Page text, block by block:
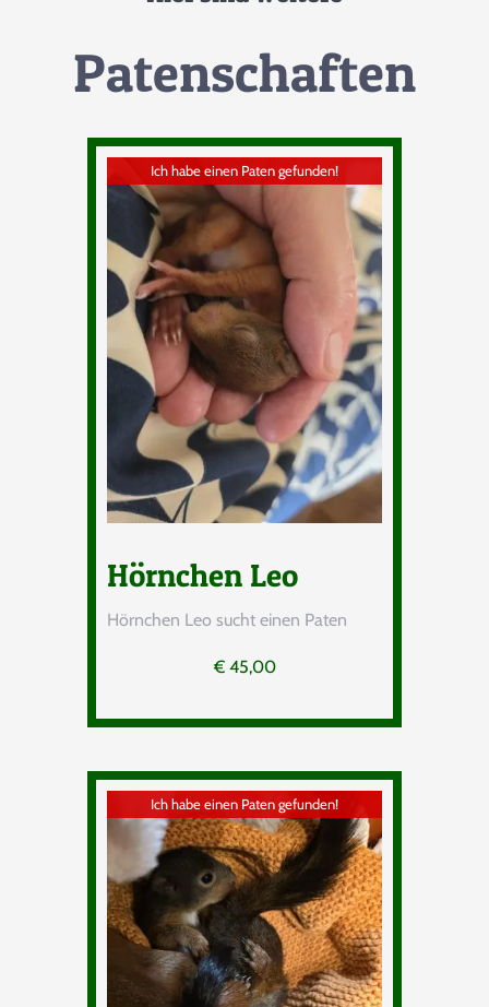
Patenschaften
Ich habe einen Paten gefunden!
Hörnchen Leo
Hörnchen Leo sucht einen Paten
€45,00
Ich habe einen Paten gefunden!
PAYPAL
BANK
ÜBERWEISUNG
Tierpatenschaft